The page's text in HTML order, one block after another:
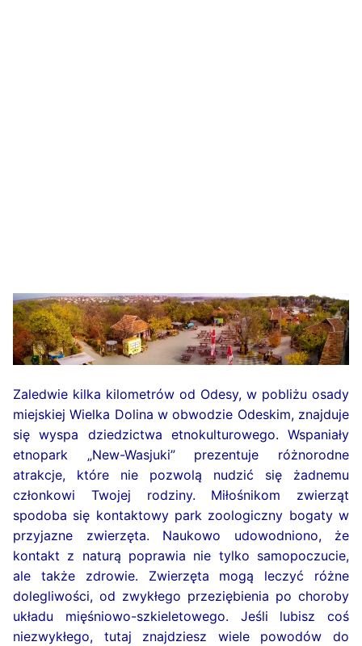
Zaledwie kilka kilometrów od Odesy, w pobliżu osady
miejskiej Wielka Dolina w obwodzie Odeskim, znajduje
się wyspa dziedzictwa etnokulturowego. Wspaniały
etnopark „New-Wasjuki” prezentuje różnorodne
atrakcje, które nie pozwolą nudzić się żadnemu
członkowi Twojej rodziny. Miłośnikom zwierząt
spodoba się kontaktowy park zoologiczny bogaty w
przyjazne zwierzęta. Naukowo udowodniono, że
kontakt z naturą poprawia nie tylko samopoczucie,
ale także zdrowie. Zwierzęta mogą leczyć różne
dolegliwości, od zwykłego przeziębienia po choroby
układu mięśniowo-szkieletowego. Jeśli lubisz coś
niezwykłego, tutaj znajdziesz wiele powodów do